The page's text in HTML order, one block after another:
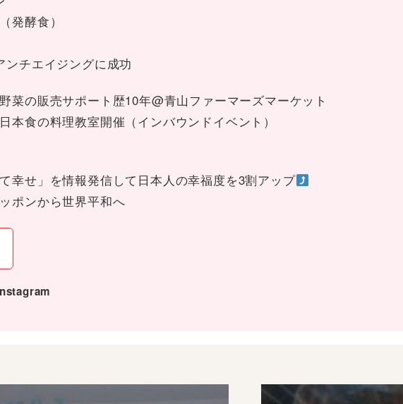
発酵食）
ンチエイジングに成功
菜の販売サポート歴10年@青山ファーマーズマーケット
本食の料理教室開催（インバウンドイベント）
て幸せ」を情報発信して日本人の幸福度を3割アップ
ポンから世界平和へ